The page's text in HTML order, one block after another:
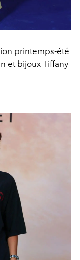
printemps-été
et bijoux Tiffany